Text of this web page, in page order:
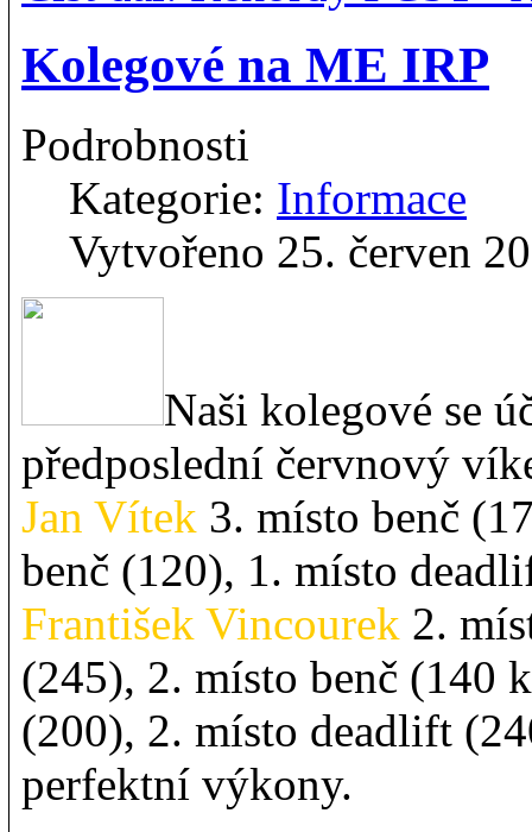
Kolegové na ME IRP
Podrobnosti
Kategorie: Informace
Vytvořeno 25. červen
Naši kolegové se
předposlední červnový
Jan Vítek 3. místo benč
benč (120), 1. místo
František Vincourek 2.
(245), 2. místo benč (140
(200), 2. místo deadlift
perfektní výkony.